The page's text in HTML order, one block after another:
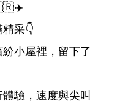
🇰🇷✈️
采👇
小屋裡，留下了
驗，速度與尖叫